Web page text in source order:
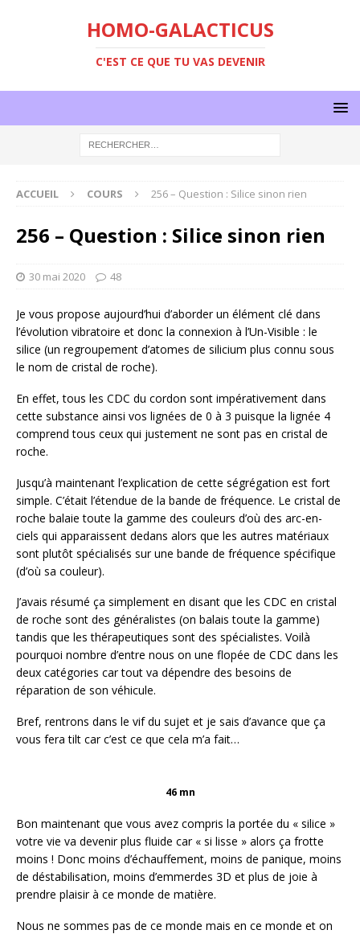
HOMO-GALACTICUS
C'EST CE QUE TU VAS DEVENIR
ACCUEIL COURS 256 – Question : Silice sinon rien
256 – Question : Silice sinon rien
30 mai 2020 48
Je vous propose aujourd’hui d’aborder un élément clé dans
l’évolution vibratoire et donc la connexion à l’Un-Visible : le
silice (un regroupement d’atomes de silicium plus connu sous
le nom de cristal de roche).
En effet, tous les CDC du cordon sont impérativement dans
cette substance ainsi vos lignées de 0 à 3 puisque la lignée 4
comprend tous ceux qui justement ne sont pas en cristal de
roche.
Jusqu’à maintenant l’explication de cette ségrégation est fort
simple. C’était l’étendue de la bande de fréquence. Le cristal de
roche balaie toute la gamme des couleurs d’où des arc-en-
ciels qui apparaissent dedans alors que les autres matériaux
sont plutôt spécialisés sur une bande de fréquence spécifique
(d’où sa couleur).
J’avais résumé ça simplement en disant que les CDC en cristal
de roche sont des généralistes (on balais toute la gamme)
tandis que les thérapeutiques sont des spécialistes. Voilà
pourquoi nombre d’entre nous on une flopée de CDC dans les
deux catégories car tout va dépendre des besoins de
réparation de son véhicule.
Bref, rentrons dans le vif du sujet et je sais d’avance que ça
vous fera tilt car c’est ce que cela m’a fait…
46 mn
Bon maintenant que vous avez compris la portée du « silice »
votre vie va devenir plus fluide car « si lisse » alors ça frotte
moins ! Donc moins d’échauffement, moins de panique, moins
de déstabilisation, moins d’emmerdes 3D et plus de joie à
prendre plaisir à ce monde de matière.
Nous ne sommes pas de ce monde mais en ce monde et on